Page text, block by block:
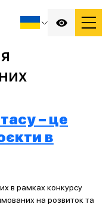
– це
в
в рамках конкурсу
на розвиток та